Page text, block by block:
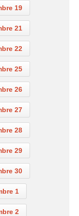
19
21
22
25
26
27
28
29
30
1
2